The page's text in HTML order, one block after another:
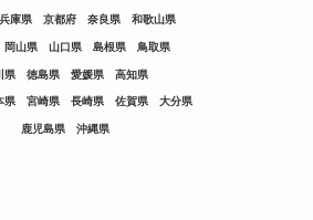
兵庫県 京都府 奈良県 和歌山県
岡山県 山口県 島根県 鳥取県
県 徳島県 愛媛県 高知県
県 宮崎県 長崎県 佐賀県 大分県
鹿児島県 沖縄県